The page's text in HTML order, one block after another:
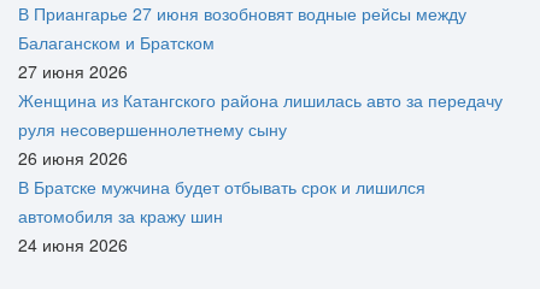
В Приангарье 27 июня возобновят водные рейсы между
Балаганском и Братском
27 июня 2026
Женщина из Катангского района лишилась авто за передачу
руля несовершеннолетнему сыну
26 июня 2026
В Братске мужчина будет отбывать срок и лишился
автомобиля за кражу шин
24 июня 2026